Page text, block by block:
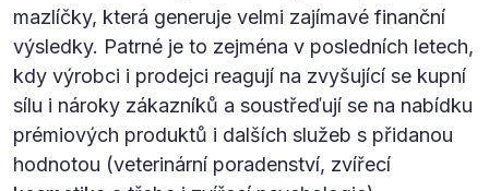
mazlíčky, která generuje velmi zajímavé finanční
výsledky. Patrné je to zejména v posledních letech,
kdy výrobci i prodejci reagují na zvyšující se kupní
sílu i nároky zákazníků a soustřeďují se na nabídku
prémiových produktů i dalších služeb s přidanou
hodnotou (veterinární poradenství, zvířecí